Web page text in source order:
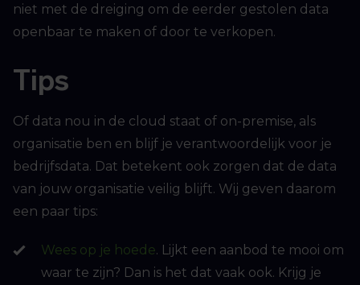
niet met de dreiging om de eerder gestolen data
openbaar te maken of door te verkopen.
Tips
Of data nou in de cloud staat of on-premise, als
organisatie ben en blijf je verantwoordelijk voor je
bedrijfsdata. Dat betekent ook zorgen dat de data
van jouw organisatie veilig blijft. Wij geven daarom
een paar tips:
Wees op je hoede. Lijkt een aanbod te mooi om
waar te zijn? Dan is het dat vaak ook. Krijg je